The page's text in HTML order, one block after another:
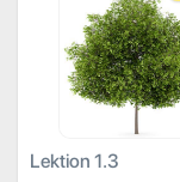
Lektion 1.3